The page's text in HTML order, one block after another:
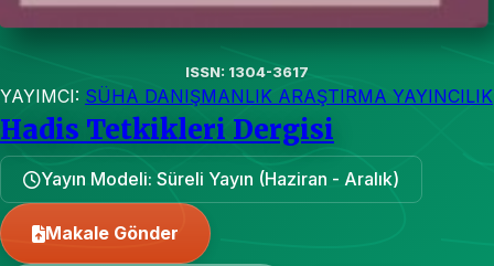
ISSN: 1304-3617
YAYIMCI: SÜHA DANIŞMANLIK ARAŞTIRMA YAYINCILIK
Hadis Tetkikleri Dergisi
Yayın Modeli: Süreli Yayın (Haziran - Aralık)
Makale Gönder